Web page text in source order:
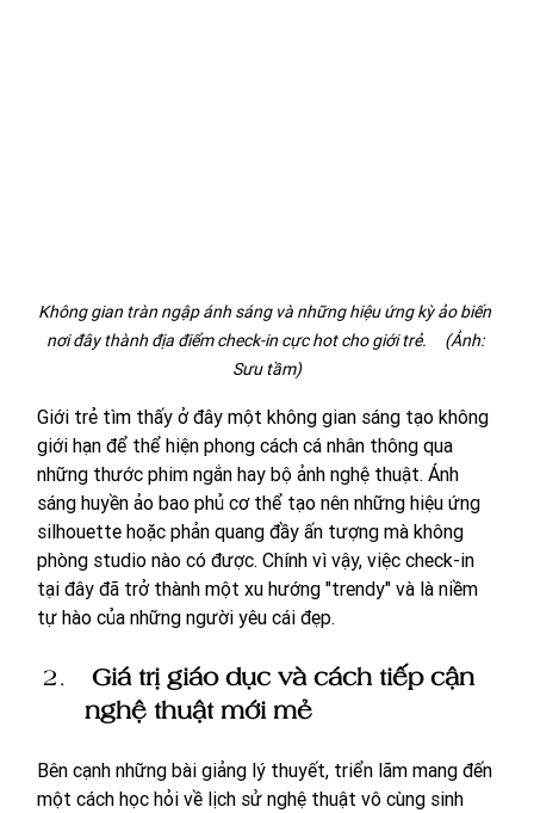
Không gian tràn ngập ánh sáng và những hiệu ứng kỳ ảo biến
nơi đây thành địa điểm check-in cực hot cho giới trẻ.     (Ảnh:
Sưu tầm)
Giới trẻ tìm thấy ở đây một không gian sáng tạo không
giới hạn để thể hiện phong cách cá nhân thông qua
những thước phim ngắn hay bộ ảnh nghệ thuật. Ánh
sáng huyền ảo bao phủ cơ thể tạo nên những hiệu ứng
silhouette hoặc phản quang đầy ấn tượng mà không
phòng studio nào có được. Chính vì vậy, việc check-in
tại đây đã trở thành một xu hướng "trendy" và là niềm
tự hào của những người yêu cái đẹp.
Giá trị giáo dục và cách tiếp cận
nghệ thuật mới mẻ
Bên cạnh những bài giảng lý thuyết, triển lãm mang đến
một cách học hỏi về lịch sử nghệ thuật vô cùng sinh